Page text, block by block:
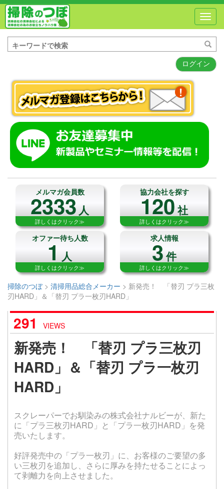
ログイン
メルマガ会員数
2333人
詳しくはクリック≫
協力会社を探す
120社
詳しくはクリック≫
オファー待ち人数
1人
詳しくはクリック≫
求人情報
3件
詳しくはクリック≫
掃除のつぼ> 清掃用品総合メーカー > 新発売！ 「替刃 プラ三枚
刃HARD」＆「替刃 プラ一枚刃HARD」
291 VIEWS
新発売！ 「替刃 プラ三枚刃
HARD」＆「替刃 プラ一枚刃
HARD」
スクレーパーでお馴染みの株式会社ナルビーが、新た
に「プラ三枚刃HARD」と「プラ一枚刃HARD」を発
売いたします。
好評発売中の「プラ一枚刃」に、お客様のご要望の多
い三枚刃を追加し、さらに厚みを持たせることによっ
て剥離力を向上させました。